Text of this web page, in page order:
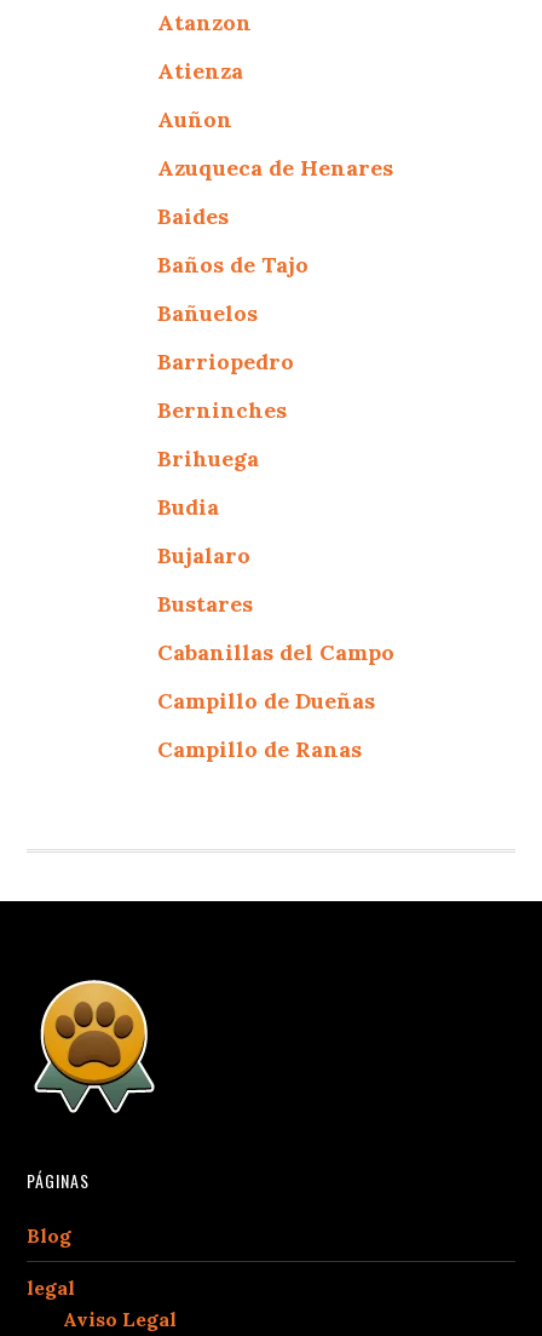
Atanzon
Atienza
Auñon
Azuqueca de Henares
Baides
Baños de Tajo
Bañuelos
Barriopedro
Berninches
Brihuega
Budia
Bujalaro
Bustares
Cabanillas del Campo
Campillo de Dueñas
Campillo de Ranas
PÁGINAS
Blog
legal
Aviso Legal